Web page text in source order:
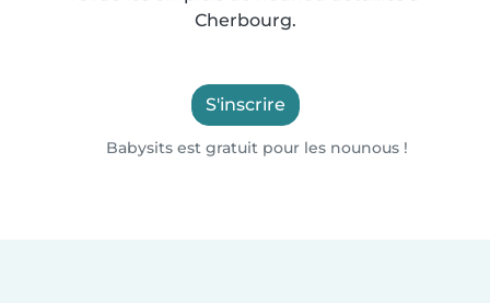
Cherbourg.
S'inscrire
Babysits est gratuit pour les nounous !